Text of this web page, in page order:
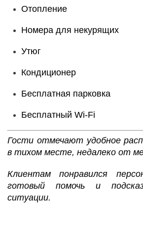
Отопление
Номера для некурящих
Утюг
Кондиционер
Бесплатная парковка
Бесплатный Wi-Fі
Гости отмечают удобное
в тихом месте, недалеко от
Клиентам понравился
готовый помочь и
ситуации.